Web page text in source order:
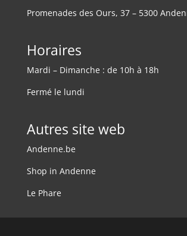
Promenades des Ours, 37 – 5300
Horaires
Mardi – Dimanche : de 10h à 18h
Fermé le lundi
Autres site web
Andenne.be
Shop in Andenne
Le Phare